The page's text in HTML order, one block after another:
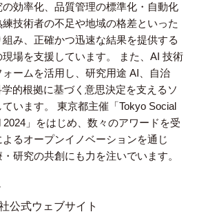
効率化、品質管理の標準化・自動化
技術者の不足や地域の格差といった
み、正確かつ迅速な結果を提供する
場を支援しています。 また、AI 技術
ームを活用し、研究用途 AI、自治
的根拠に基づく意思決定を支えるソ
います。 東京都主催「Tokyo Social
2024」をはじめ、数々のアワードを受
るオープンイノベーションを通じ
研究の共創にも力を注いでいます。
公式ウェブサイト